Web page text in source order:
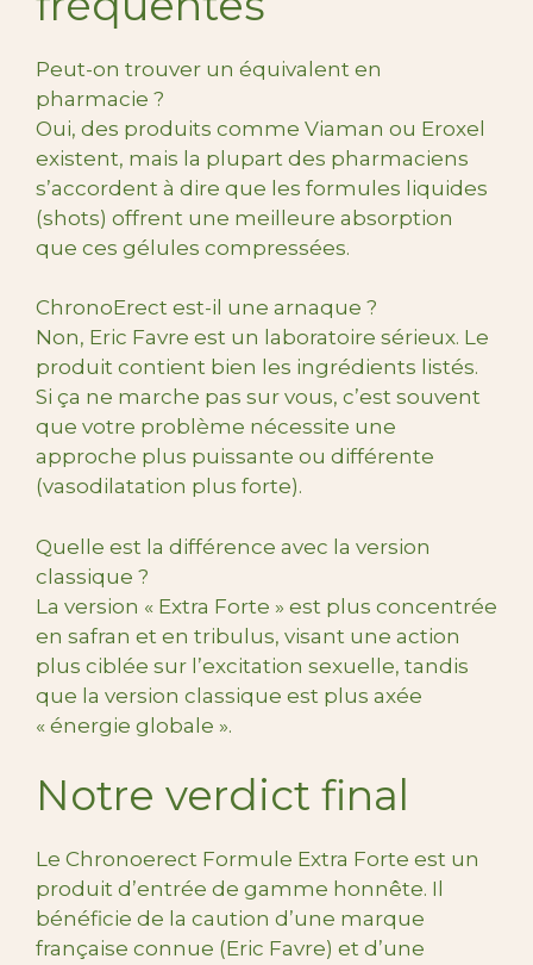
Peut-on trouver un équivalent en
pharmacie ?
Oui, des produits comme Viaman ou Eroxel
existent, mais la plupart des pharmaciens
s’accordent à dire que les formules liquides
(shots) offrent une meilleure absorption
que ces gélules compressées.
ChronoErect est-il une arnaque ?
Non, Eric Favre est un laboratoire sérieux. Le
produit contient bien les ingrédients listés.
Si ça ne marche pas sur vous, c’est souvent
que votre problème nécessite une
approche plus puissante ou différente
(vasodilatation plus forte).
Quelle est la différence avec la version
classique ?
La version « Extra Forte » est plus concentrée
en safran et en tribulus, visant une action
plus ciblée sur l’excitation sexuelle, tandis
que la version classique est plus axée
« énergie globale ».
Notre verdict final
Le Chronoerect Formule Extra Forte est un
produit d’entrée de gamme honnête. Il
bénéficie de la caution d’une marque
française connue (Eric Favre) et d’une